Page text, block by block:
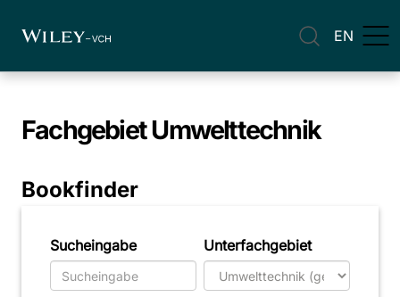
EN
FachgebietUmwelttechnik
Bookfinder
Sucheingabe Unterfachgebiet